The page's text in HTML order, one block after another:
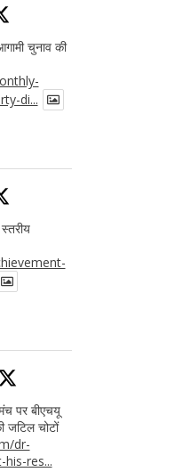
चुनाव की
di...
पर बीएचयू
चोटों
dr-
res...